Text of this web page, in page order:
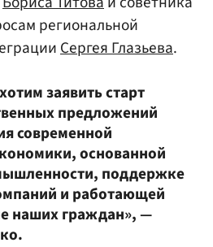
региональной
Сергея Глазьева.
заявить старт
предложений
современной
основанной
поддержке
и работающей
наших граждан», —